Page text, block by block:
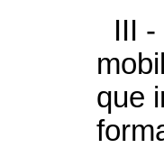
III
que